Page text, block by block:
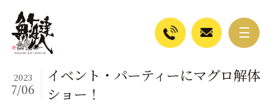
イベント・パーティーにマグロ解体
ショー！
2023
7/06